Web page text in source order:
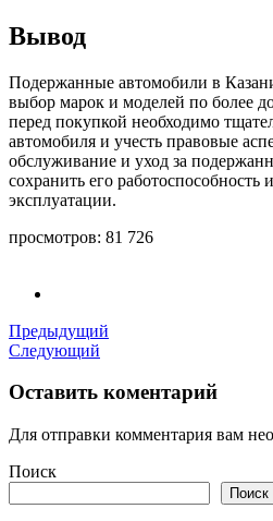
Вывод
Подержанные автомобили в
выбор марок и моделей по более
перед покупкой необходимо
автомобиля и учесть правовые
обслуживание и уход за
сохранить его работоспособность
эксплуатации.
просмотров: 81 726
Предыдущий
Следующий
Оставить коментарий
Для отправки комментария вам
Поиск
Поиск